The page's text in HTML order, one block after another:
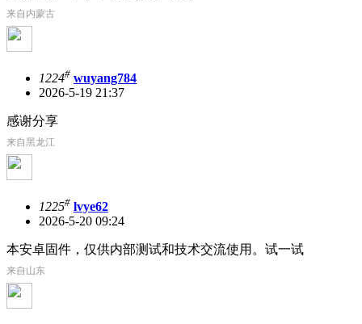
来自内蒙古
1224# wuyang784
2026-5-19 21:37
感谢分享
来自黑龙江
1225# lvye62
2026-5-20 09:24
本安卓固件，仅供内部测试和技术交流使用。试一试
来自山东